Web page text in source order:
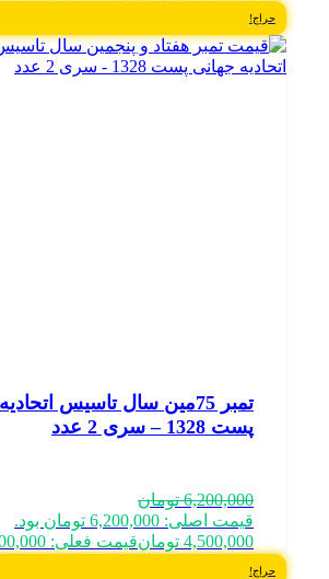
حراج!
تمبر 75مین سال تاسیس
پست 1328 – سری 2 عدد
6,200,000 تومان
قیمت اصلی: 6,200,000 تومان بود.
4,500,000 تومانقیمت فعلی: 4,500,000 تومان.
حراج!